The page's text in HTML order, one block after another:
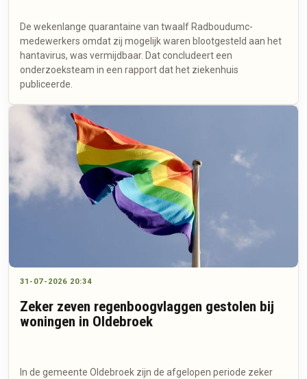
De wekenlange quarantaine van twaalf Radboudumc-
medewerkers omdat zij mogelijk waren blootgesteld aan het
hantavirus, was vermijdbaar. Dat concludeert een
onderzoeksteam in een rapport dat het ziekenhuis
publiceerde.
31-07-2026 20:34
Zeker zeven regenboogvlaggen gestolen bij
woningen in Oldebroek
In de gemeente Oldebroek zijn de afgelopen periode zeker